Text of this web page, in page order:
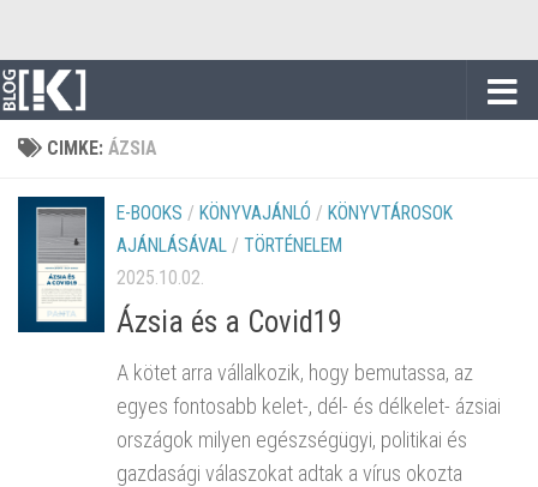
CIMKE: ÁZSIA
E-BOOKS / KÖNYVAJÁNLÓ / KÖNYVTÁROSOK
AJÁNLÁSÁVAL / TÖRTÉNELEM
2025.10.02.
Ázsia és a Covid19
A kötet arra vállalkozik, hogy bemutassa, az
egyes fontosabb kelet-, dél- és délkelet- ázsiai
országok milyen egészségügyi, politikai és
gazdasági válaszokat adtak a vírus okozta